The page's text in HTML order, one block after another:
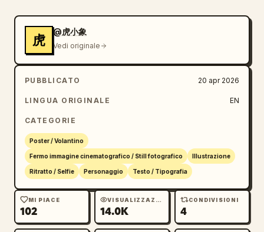
虎
@虎小象
Vedi originale
PUBBLICATO 20 apr 2026
LINGUA ORIGINALE EN
CATEGORIE
Poster / Volantino
Fermo immagine cinematografico / Still fotografico Illustrazione
Ritratto / Selfie Personaggio Testo / Tipografia
MI PIACE
102
VISUALIZZAZIONI
14.0K
CONDIVISIONI
4